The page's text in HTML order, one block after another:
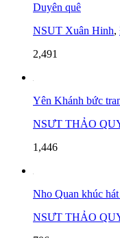
Duyên quê
NSUT Xuân Hinh,
2,491
Yên Khánh bức
NSƯT THẢO
1,446
Nho Quan khúc
NSƯT THẢO